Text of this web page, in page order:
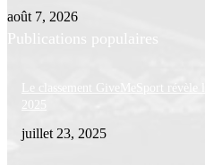
août 7, 2026
Publications populaires
Le classement GiveMeSport
2025
juillet 23, 2025